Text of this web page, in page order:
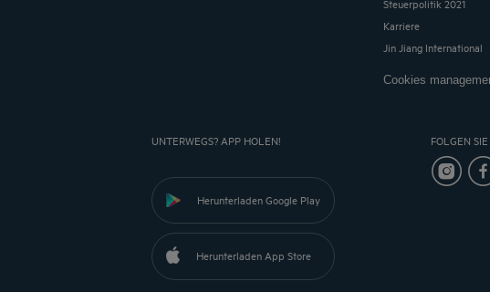
Steuerpolitik 2021
Karriere
Jin Jiang International
Cookies
UNTERWEGS? APP HOLEN!
Herunterladen Google Play
Herunterladen App Store
FOLGEN